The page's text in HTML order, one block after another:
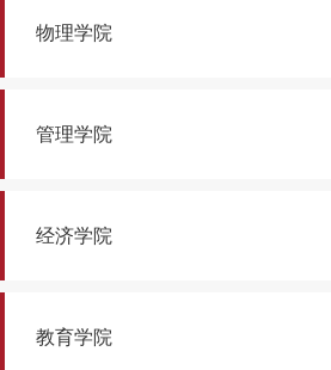
物理学院
管理学院
经济学院
教育学院